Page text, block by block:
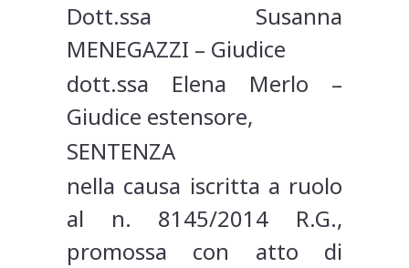
Dott.ssa Susanna
MENEGAZZI – Giudice
dott.ssa Elena Merlo –
Giudice estensore,
SENTENZA
nella causa iscritta a ruolo
al n. 8145/2014 R.G.,
promossa con atto di